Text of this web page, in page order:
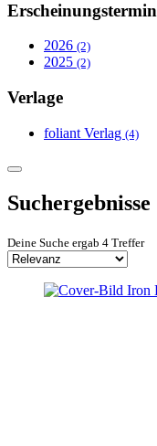
Erscheinungstermin
2026 (2)
2025 (2)
Verlage
foliant Verlag (4)
Suchergebnisse
Deine Suche ergab 4 Treffer